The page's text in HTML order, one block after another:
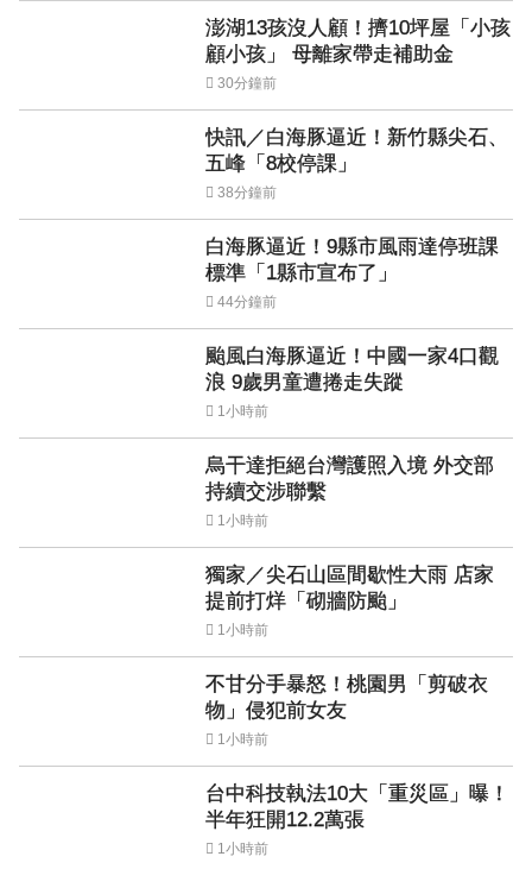
澎湖13孩沒人顧！擠10坪屋「小孩
顧小孩」 母離家帶走補助金
30分鐘前
快訊／白海豚逼近！新竹縣尖石、
五峰「8校停課」
38分鐘前
白海豚逼近！9縣市風雨達停班課
標準「1縣市宣布了」
44分鐘前
颱風白海豚逼近！中國一家4口觀
浪 9歲男童遭捲走失蹤
1小時前
烏干達拒絕台灣護照入境 外交部
持續交涉聯繫
1小時前
獨家／尖石山區間歇性大雨 店家
提前打烊「砌牆防颱」
1小時前
不甘分手暴怒！桃園男「剪破衣
物」侵犯前女友
1小時前
台中科技執法10大「重災區」曝！
半年狂開12.2萬張
1小時前